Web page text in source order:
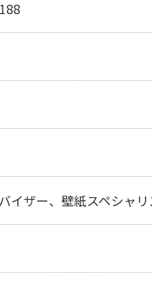
イザー、壁紙スペシャ